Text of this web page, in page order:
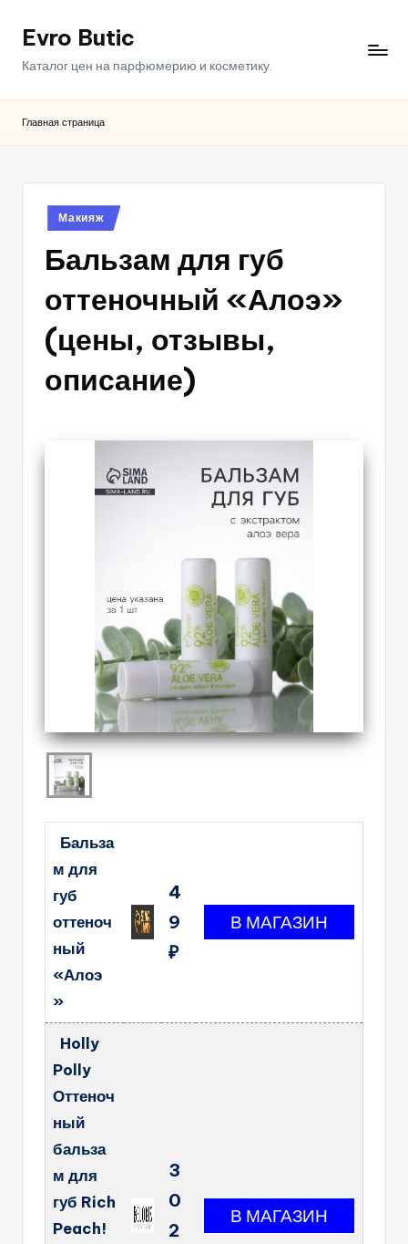
ПерейтиEvro Butic
Каталог цен на парфюмерию и косметику.
Главная страница
Опубликовано
в
Макияж
Бальзам для губ
оттеночный «Алоэ»
(цены, отзывы,
описание)
Бальза
м для
губ
оттеноч
ный
«Алоэ
»
4
9
₽
Holly
Polly
Оттеноч
ный
бальза
м для
губ Rich
Peach!
3
0
2